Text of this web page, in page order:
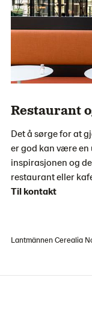
Restaurant
Det å sørge for at
er god kan være
inspirasjonen og
restaurant eller
Til kontakt
Lantmännen Cerealia